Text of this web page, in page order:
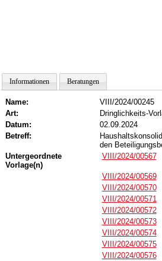
Informationen Beratungen
Name:
VIII/2024/00245
Art:
Dringlichkeits-
Datum:
02.09.2024
Betreff:
den
Untergeordnete
Vorlage(n)
VIII/2024/00567
VIII/2024/00569
VIII/2024/00570
VIII/2024/00571
VIII/2024/00572
VIII/2024/00573
VIII/2024/00574
VIII/2024/00575
VIII/2024/00576